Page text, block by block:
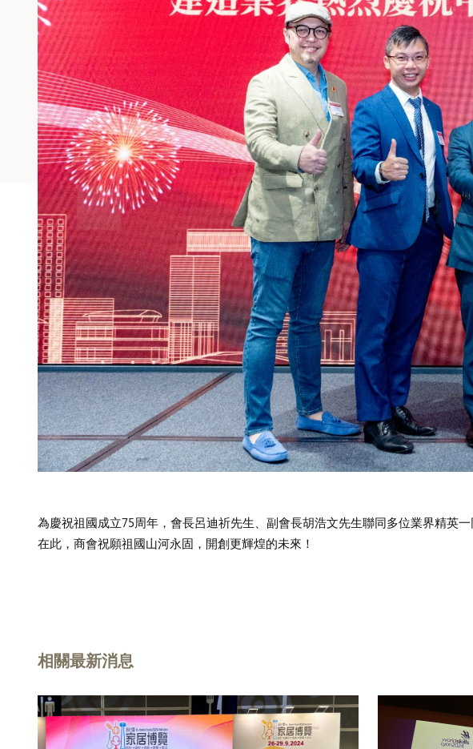
為慶祝祖國成立75周年，會長呂迪祈先生、副會長胡浩文先生聯同多位業界精英
在此，商會祝願祖國山河永固，開創更輝煌的未來！
相關最新消息